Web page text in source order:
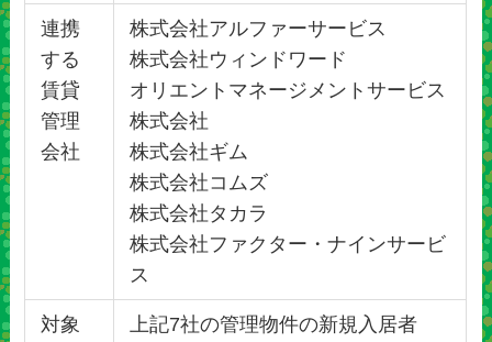
連携
する
賃貸
管理
会社
株式会社アルファーサービス
株式会社ウィンドワード
オリエントマネージメントサービス
株式会社
株式会社ギム
株式会社コムズ
株式会社タカラ
株式会社ファクター・ナインサービ
ス
対象
上記7社の管理物件の新規入居者